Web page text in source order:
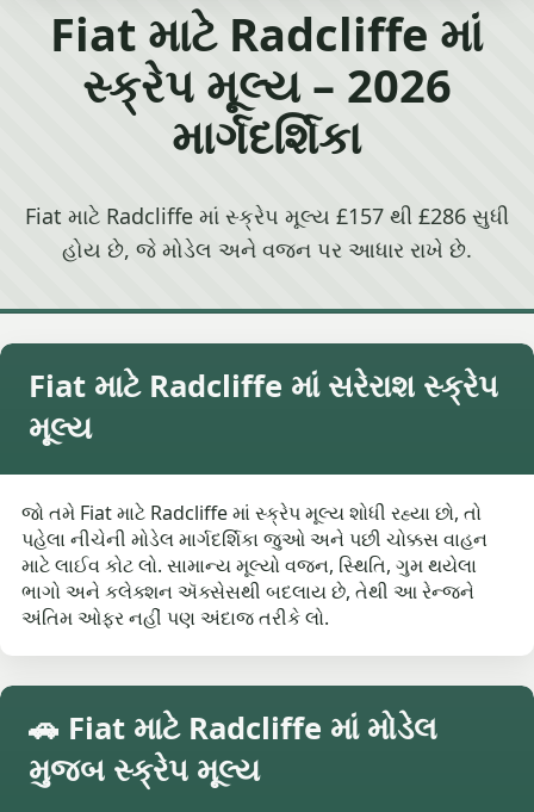
Fiat માટે Radcliffe માં
સ્ક્રેપ મૂલ્ય – 2026
માર્ગદર્શિકા
Fiat માટે Radcliffe માં સ્ક્રેપ મૂલ્ય £157 થી £286 સુધી
હોય છે, જે મોડેલ અને વજન પર આધાર રાખે છે.
Fiat માટે Radcliffe માં સરેરાશ સ્ક્રેપ
મૂલ્ય
જો તમે Fiat માટે Radcliffe માં સ્ક્રેપ મૂલ્ય શોધી રહ્યા છો, તો
પહેલા નીચેની મોડેલ માર્ગદર્શિકા જુઓ અને પછી ચોક્કસ વાહન
માટે લાઈવ કોટ લો. સામાન્ય મૂલ્યો વજન, સ્થિતિ, ગુમ થયેલા
ભાગો અને કલેક્શન ઍક્સેસથી બદલાય છે, તેથી આ રેન્જને
અંતિમ ઓફર નહીં પણ અંદાજ તરીકે લો.
🚗 Fiat માટે Radcliffe માં મોડેલ
મુજબ સ્ક્રેપ મૂલ્ય